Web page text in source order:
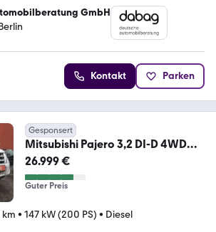
GmbH
Kontakt Parken
Gesponsert
Mitsubishi Pajero 3,2 DI-D 4WD
Top Automatik*1.HAND*
26.999 €
Guter Preis
• 147 kW (200 PS) • Diesel